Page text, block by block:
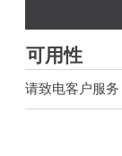
可用性
请致电客户服务